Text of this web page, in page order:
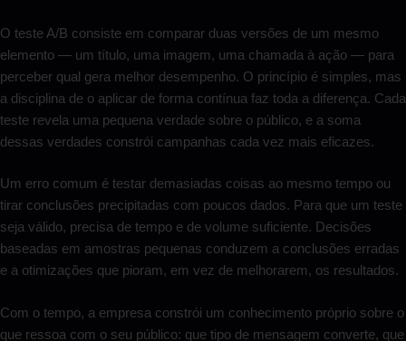
O teste A/B consiste em comparar duas versões de um mesmo
elemento — um título, uma imagem, uma chamada à ação — para
perceber qual gera melhor desempenho. O princípio é simples, mas
a disciplina de o aplicar de forma contínua faz toda a diferença. Cada
teste revela uma pequena verdade sobre o público, e a soma
dessas verdades constrói campanhas cada vez mais eficazes.
Um erro comum é testar demasiadas coisas ao mesmo tempo ou
tirar conclusões precipitadas com poucos dados. Para que um teste
seja válido, precisa de tempo e de volume suficiente. Decisões
baseadas em amostras pequenas conduzem a conclusões erradas
e a otimizações que pioram, em vez de melhorarem, os resultados.
Com o tempo, a empresa constrói um conhecimento próprio sobre o
que ressoa com o seu público: que tipo de mensagem converte, que